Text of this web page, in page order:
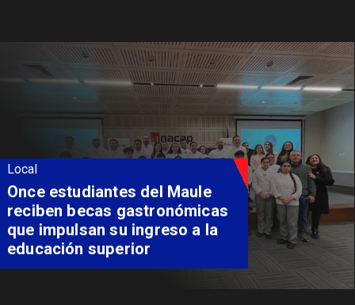
Local
Álvarez-Salamanca lidera la
apuesta regional para
consolidar el Paso Pehuenche
como alternativa a Los
Libertadores